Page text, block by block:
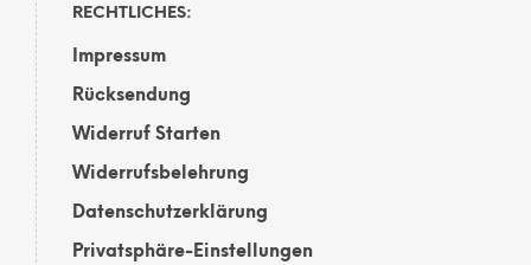
RECHTLICHES:
Impressum
Rücksendung
Widerruf Starten
Widerrufsbelehrung
Datenschutzerklärung
Privatsphäre-Einstellungen